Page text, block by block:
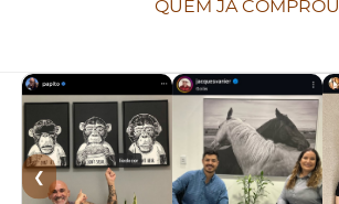
QUEM JÁ COMPROU
❮